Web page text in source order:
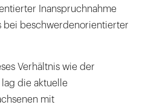
Inanspruchnahme
bei beschwerdenorientierter
Verhältnis wie der
lag die aktuelle
mit